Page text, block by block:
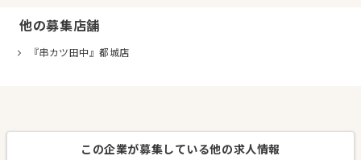
他の募集店舗
『串カツ田中』都城店
この企業が募集している他の求人情報